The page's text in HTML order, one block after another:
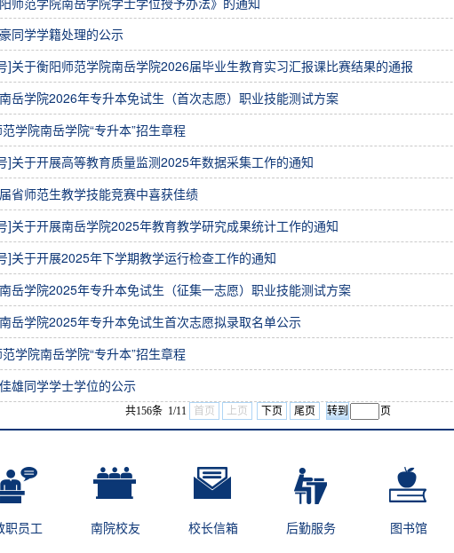
同学学籍处理的公示
]关于衡阳师范学院南岳学院2026届毕业生教育实习汇报课比赛结果的通报
岳学院2026年专升本免试生（首次志愿）职业技能测试方案
学院南岳学院“专升本”招生章程
]关于开展高等教育质量监测2025年数据采集工作的通知
省师范生教学技能竞赛中喜获佳绩
]关于开展南岳学院2025年教育教学研究成果统计工作的通知
]关于开展2025年下学期教学运行检查工作的通知
岳学院2025年专升本免试生（征集一志愿）职业技能测试方案
岳学院2025年专升本免试生首次志愿拟录取名单公示
学院南岳学院“专升本”招生章程
雄同学学士学位的公示
共156条 1/11 首页 上页 下页 尾页 页
职员工 南院校友 校长信箱 后勤服务 图书馆